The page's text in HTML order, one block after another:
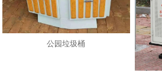
公园垃圾桶